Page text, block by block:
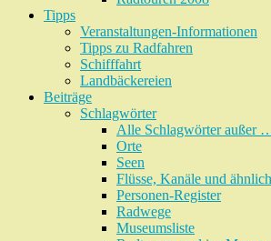
Tipps
Veranstaltungen-Informationen
Tipps zu Radfahren
Schifffahrt
Landbäckereien
Beiträge
Schlagwörter
Alle Schlagwörter außer
Orte
Seen
Flüsse, Kanäle und
Personen-Register
Radwege
Museumsliste